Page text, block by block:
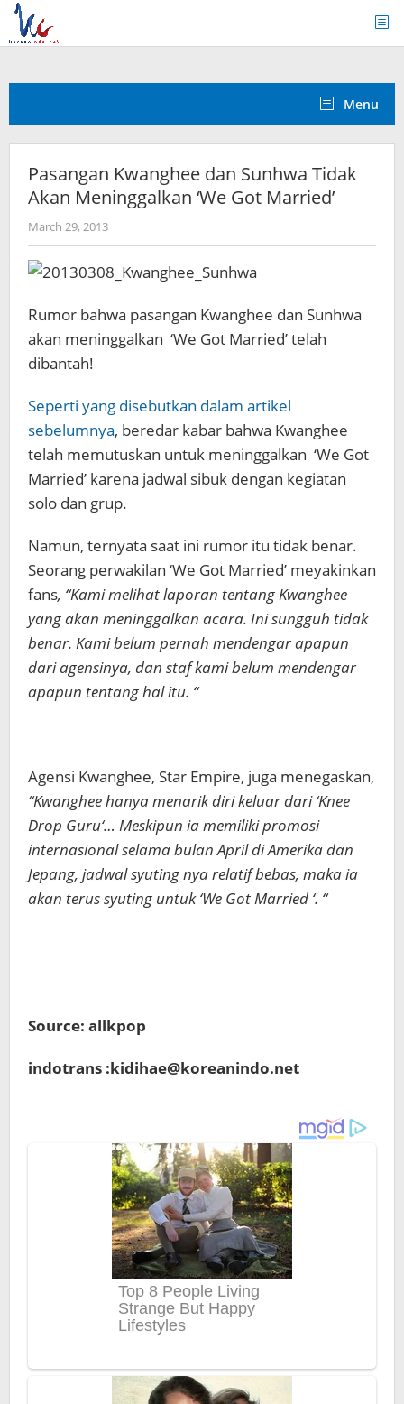
Skip
content
Menu
Pasangan Kwanghee dan Sunhwa Tidak
Akan Meninggalkan ‘We Got Married’
March 29, 2013by
Koreanindo
Rumor bahwa pasangan Kwanghee dan Sunhwa
akan meninggalkan ‘We Got Married’ telah
dibantah!
Seperti yang disebutkan dalam artikel
sebelumnya, beredar kabar bahwa Kwanghee
telah memutuskan untuk meninggalkan ‘We Got
Married’ karena jadwal sibuk dengan kegiatan
solo dan grup.
Namun, ternyata saat ini rumor itu tidak benar.
Seorang perwakilan ‘We Got Married’ meyakinkan
fans, “Kami melihat laporan tentang Kwanghee
yang akan meninggalkan acara. Ini sungguh tidak
benar. Kami belum pernah mendengar apapun
dari agensinya, dan staf kami belum mendengar
apapun tentang hal itu. “
Agensi Kwanghee, Star Empire, juga menegaskan,
“Kwanghee hanya menarik diri keluar dari ‘Knee
Drop Guru‘… Meskipun ia memiliki promosi
internasional selama bulan April di Amerika dan
Jepang, jadwal syuting nya relatif bebas, maka ia
akan terus syuting untuk ‘We Got Married ‘. “
Source: allkpop
indotrans :kidihae@koreanindo.net